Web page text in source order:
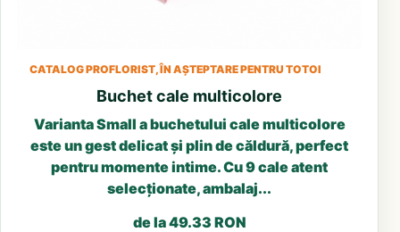
CATALOG PROFLORIST, ÎN AȘTEPTARE PENTRU TOTOI
Buchet cale multicolore
Varianta Small a buchetului cale multicolore
este un gest delicat și plin de căldură, perfect
pentru momente intime. Cu 9 cale atent
selecționate, ambalaj...
de la 49.33 RON